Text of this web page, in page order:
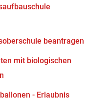
beantragen
mit biologischen
- Erlaubnis